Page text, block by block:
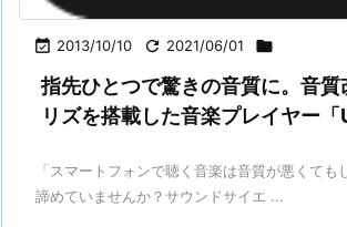
 2013/10/10  2021/06/01 
指先ひとつで驚きの音質に。音質
リズを搭載した音楽プレイヤー「
「スマートフォンで聴く音楽は音質が悪くても
諦めていませんか？サウンドサイエ ...